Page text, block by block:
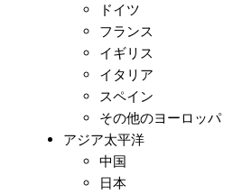
ドイツ
フランス
イギリス
イタリア
スペイン
その他のヨーロッパ
アジア太平洋
中国
日本